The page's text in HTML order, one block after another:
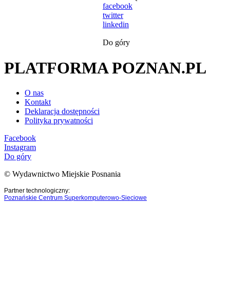
facebook
twitter
linkedin
Do góry
PLATFORMA POZNAN.PL
O nas
Kontakt
Deklaracja dostępności
Polityka prywatności
Facebook
Instagram
Do góry
© Wydawnictwo Miejskie Posnania
Partner technologiczny:
Poznańskie Centrum Superkomputerowo-Sieciowe